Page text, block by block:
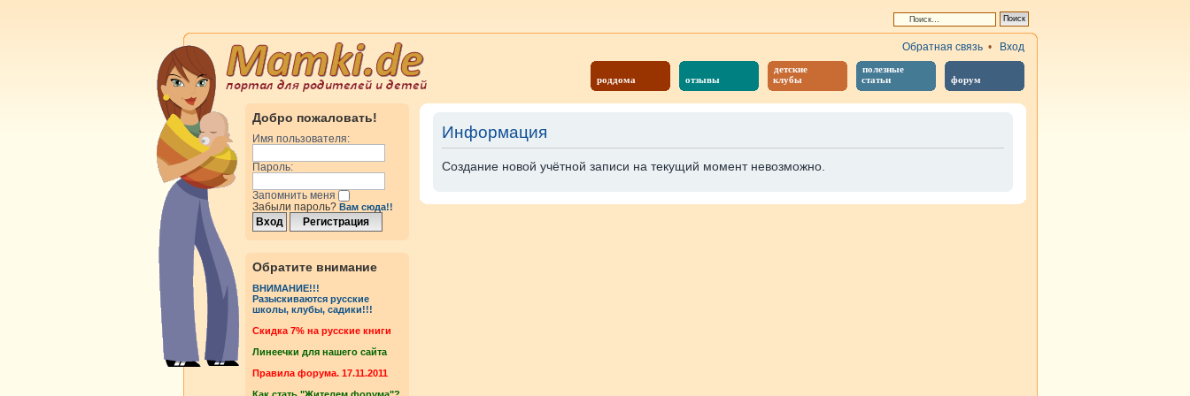
роддома отзывы
детские
клубы
полезные
статьи
форум
Обратная связь • Вход
Добро пожаловать!
Имя пользователя:
Пароль:
Запомнить меня
Забыли пароль? Вам сюда!!
Обратите внимание
ВНИМАНИЕ!!!
Разыскиваются русские
школы, клубы, садики!!!
Cкидка 7% на русские книги
Линеечки для нашего сайта
Правила форума. 17.11.2011
Информация
Создание новой учётной записи на текущий момент невозможно.